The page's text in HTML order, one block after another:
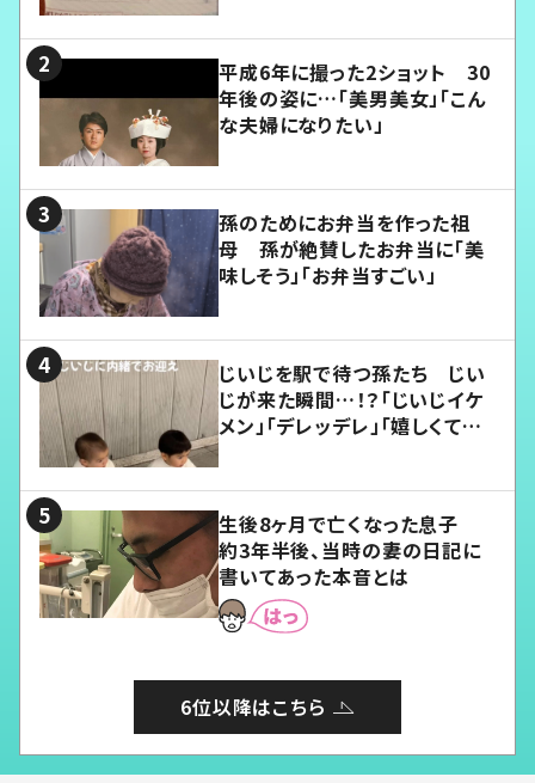
平成6年に撮った2ショット 30
年後の姿に…「美男美女」「こん
な夫婦になりたい」
孫のためにお弁当を作った祖
母 孫が絶賛したお弁当に「美
味しそう」「お弁当すごい」
じいじを駅で待つ孫たち じい
じが来た瞬間…！？「じいじイケ
メン」「デレッデレ」「嬉しくて可
生後8ヶ月で亡くなった息子
約3年半後、当時の妻の日記に
書いてあった本音とは
6位以降はこちら